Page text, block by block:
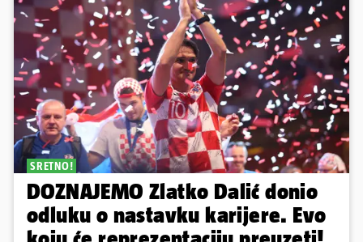
SRETNO!
DOZNAJEMO Zlatko Dalić donio
odluku o nastavku karijere. Evo